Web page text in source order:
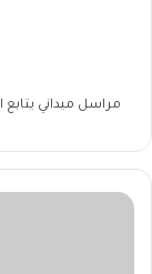
مراسل ميداني يتابع
مواعيد